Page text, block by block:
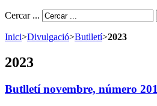
Cercar ...
Inici>Divulgació>Butlletí>2023
2023
Butlletí novembre, número 201